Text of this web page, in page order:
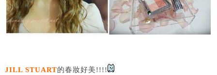
JILL STUART的春妝好美!!!!